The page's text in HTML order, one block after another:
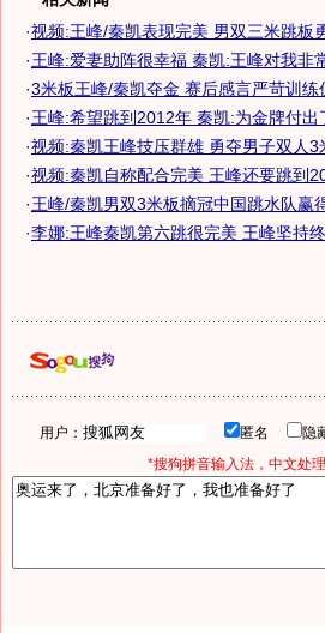
·视频:王峰/秦凯表现完美 男双三米跳板
·王峰:爱妻助阵很幸福 秦凯:王峰对我非
·3米板王峰/秦凯夺金 赛后感言严苛训练
·王峰:希望跳到2012年 秦凯:为金牌付出
·视频:秦凯王峰技压群雄 勇夺男子双人3
·视频:秦凯自称配合完美 王峰还要跳到
·王峰/秦凯男双3米板摘冠中国跳水队赢
·李娜:王峰秦凯第六跳很完美 王峰坚持
用户： 匿名 隐
*搜狗拼音输入法，中文处